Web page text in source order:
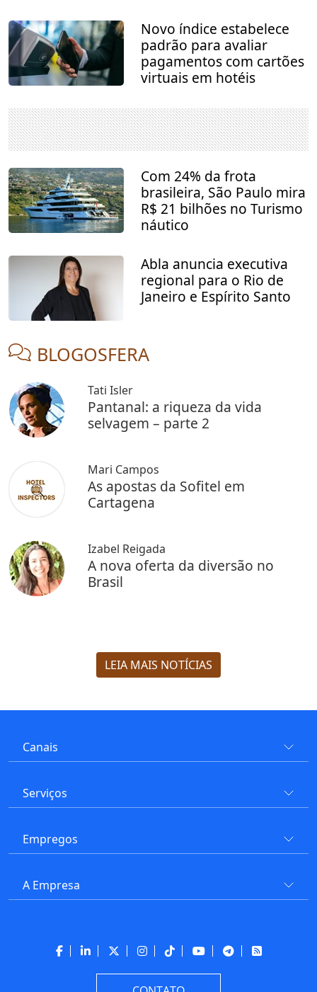
Novo índice estabelece
padrão para avaliar
pagamentos com cartões
virtuais em hotéis
Com 24% da frota
brasileira, São Paulo mira
R$ 21 bilhões no Turismo
náutico
Abla anuncia executiva
regional para o Rio de
Janeiro e Espírito Santo
BLOGOSFERA
Tati Isler
Pantanal: a riqueza da vida
selvagem – parte 2
Mari Campos
As apostas da Sofitel em
Cartagena
Izabel Reigada
A nova oferta da diversão no
Brasil
LEIA MAIS NOTÍCIAS
Canais
Serviços
Empregos
A Empresa